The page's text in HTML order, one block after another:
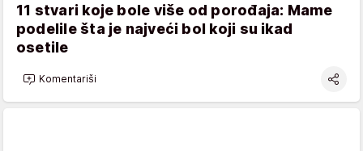
11 stvari koje bole više od porođaja: Mame
podelile šta je najveći bol koji su ikad
osetile
Komentariši